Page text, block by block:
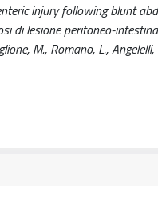
injury following blunt
di lesione peritoneo-
M., Romano, L.,